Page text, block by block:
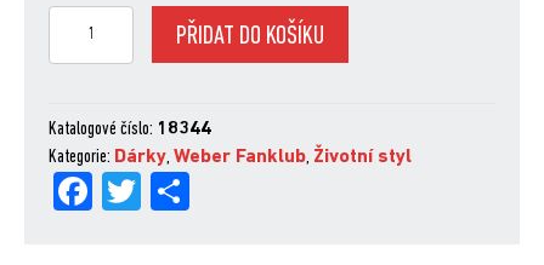
590
ml
množství
PŘIDAT DO KOŠÍKU
Katalogové číslo: 18344
Kategorie: Dárky, Weber Fanklub, Životní styl
Fa
Tw